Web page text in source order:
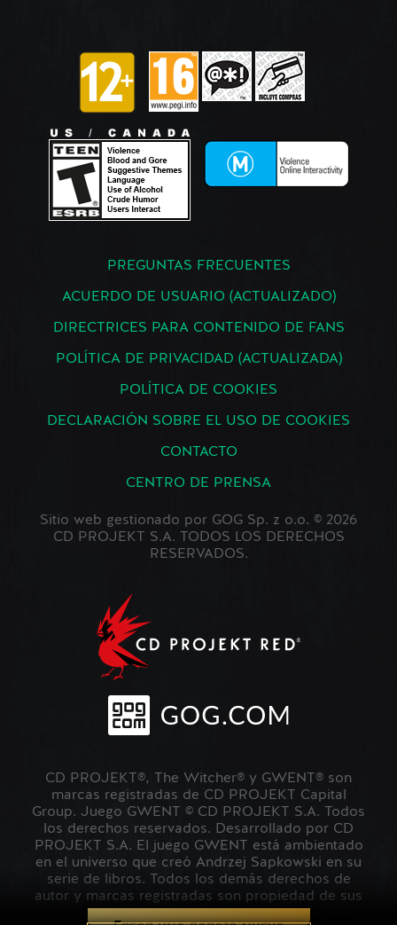
PREGUNTAS FRECUENTES
ACUERDO DE USUARIO (ACTUALIZADO)
DIRECTRICES PARA CONTENIDO DE FANS
POLÍTICA DE PRIVACIDAD (ACTUALIZADA)
POLÍTICA DE COOKIES
DECLARACIÓN SOBRE EL USO DE COOKIES
CONTACTO
CENTRO DE PRENSA
Sitio web gestionado por GOG Sp. z o.o. © 2026
CD PROJEKT S.A. TODOS LOS DERECHOS
RESERVADOS.
CD PROJEKT®, The Witcher® y GWENT® son
marcas registradas de CD PROJEKT Capital
Group. Juego GWENT © CD PROJEKT S.A. Todos
los derechos reservados. Desarrollado por CD
PROJEKT S.A. El juego GWENT está ambientado
en el universo que creó Andrzej Sapkowski en su
serie de libros. Todos los demás derechos de
autor y marcas registradas son propiedad de sus
respectivos propietarios.